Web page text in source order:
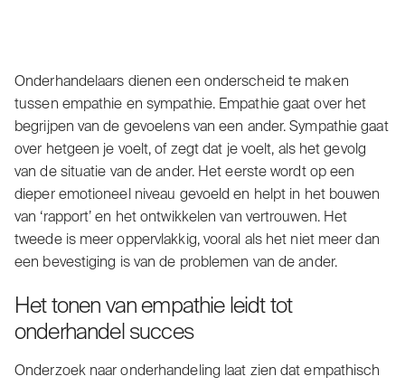
Onderhandelaars dienen een onderscheid te maken
tussen empathie en sympathie. Empathie gaat over het
begrijpen van de gevoelens van een ander. Sympathie gaat
over hetgeen je voelt, of zegt dat je voelt, als het gevolg
van de situatie van de ander. Het eerste wordt op een
dieper emotioneel niveau gevoeld en helpt in het bouwen
van ‘rapport’ en het ontwikkelen van vertrouwen. Het
tweede is meer oppervlakkig, vooral als het niet meer dan
een bevestiging is van de problemen van de ander.
Het tonen van empathie leidt tot
onderhandel succes
Onderzoek naar onderhandeling laat zien dat empathisch